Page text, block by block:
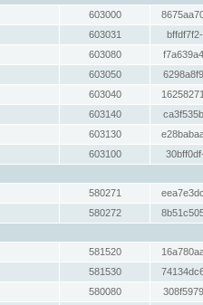
603000
603031
603080
603050
603040
603140
603130
603100
580271
580272
581520
581530
580080